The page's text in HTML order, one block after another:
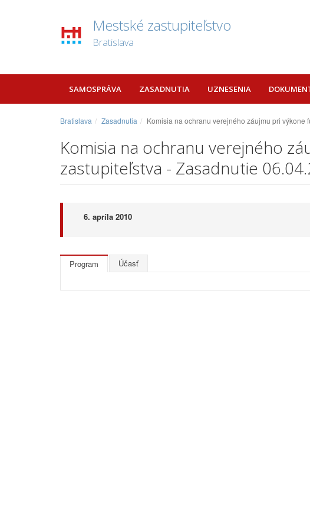
Mestské zastupiteľstvo
Bratislava
SAMOSPRÁVA ZASADNUTIA UZNESENIA
Bratislava Zasadnutia Komisia na ochranu verejného záujmu pri výkone
Komisia na ochranu verejného
zastupiteľstva - Zasadnutie
6. apríla 2010
Program Účasť